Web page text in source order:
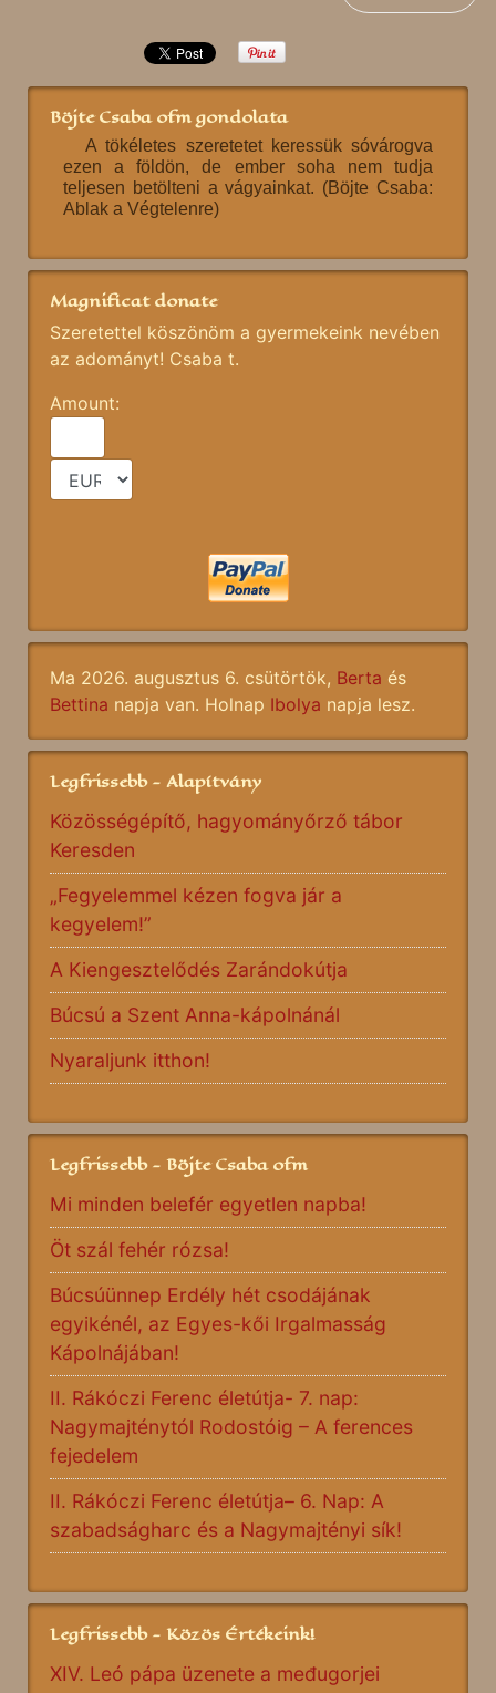
Böjte Csaba ofm gondolata
A tökéletes szeretetet keressük sóvárogva
ezen a földön, de ember soha nem tudja
teljesen betölteni a vágyainkat. (Böjte Csaba:
Ablak a Végtelenre)
Magnificat donate
Szeretettel köszönöm a gyermekeink nevében
az adományt! Csaba t.
Amount:
Ma 2026. augusztus 6. csütörtök, Berta és
Bettina napja van. Holnap Ibolya napja lesz.
Legfrissebb - Alapítvány
Közösségépítő, hagyományőrző tábor
Keresden
„Fegyelemmel kézen fogva jár a
kegyelem!”
A Kiengesztelődés Zarándokútja
Búcsú a Szent Anna-kápolnánál
Nyaraljunk itthon!
Legfrissebb - Böjte Csaba ofm
Mi minden belefér egyetlen napba!
Öt szál fehér rózsa!
Búcsúünnep Erdély hét csodájának
egyikénél, az Egyes-kői Irgalmasság
Kápolnájában!
II. Rákóczi Ferenc életútja- 7. nap:
Nagymajténytól Rodostóig – A ferences
fejedelem
II. Rákóczi Ferenc életútja– 6. Nap: A
szabadságharc és a Nagymajtényi sík!
Legfrissebb - Közös Értékeink!
XIV. Leó pápa üzenete a međugorjei